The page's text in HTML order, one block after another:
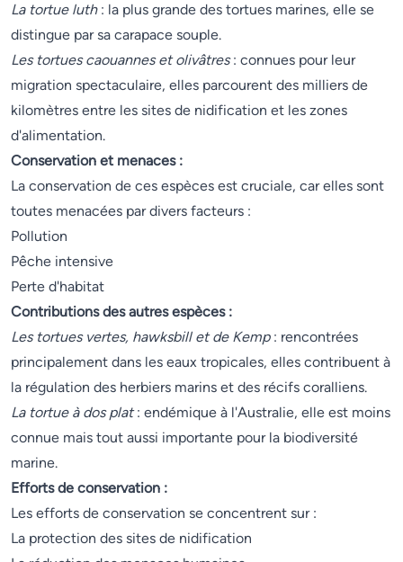
La tortue luth: la plus grande des tortues marines, elle se
distingue par sa carapace souple.
Les tortues caouannes et olivâtres: connues pour leur
migration spectaculaire, elles parcourent des milliers de
kilomètres entre les sites de nidification et les zones
d'alimentation.
Conservation et menaces :
La conservation de ces espèces est cruciale, car elles sont
toutes menacées par divers facteurs :
Pollution
Pêche intensive
Perte d'habitat
Contributions des autres espèces :
Les tortues vertes, hawksbill et de Kemp: rencontrées
principalement dans les eaux tropicales, elles contribuent à
la régulation des herbiers marins et des récifs coralliens.
La tortue à dos plat: endémique à l'Australie, elle est moins
connue mais tout aussi importante pour la biodiversité
marine.
Efforts de conservation :
Les efforts de conservation se concentrent sur :
La protection des sites de nidification